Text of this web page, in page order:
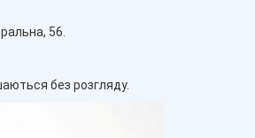
56.
без розгляду.